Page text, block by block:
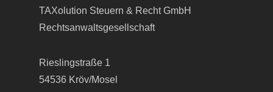
TAXolution Steuern & Recht GmbH
Rechtsanwaltsgesellschaft
Rieslingstraße 1
54536 Kröv/Mosel